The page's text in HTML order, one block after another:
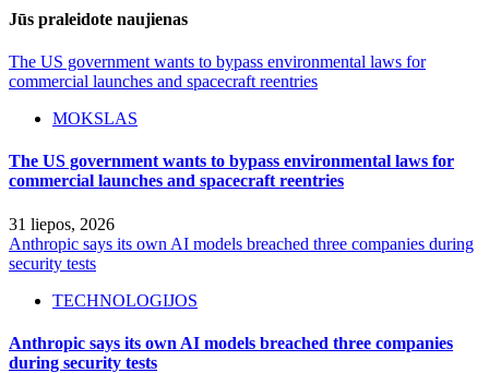
Jūs praleidote naujienas
The US government wants to bypass environmental laws for
commercial launches and spacecraft reentries
MOKSLAS
The US government wants to bypass environmental laws for
commercial launches and spacecraft reentries
31 liepos, 2026
Anthropic says its own AI models breached three companies during
security tests
TECHNOLOGIJOS
Anthropic says its own AI models breached three companies
during security tests